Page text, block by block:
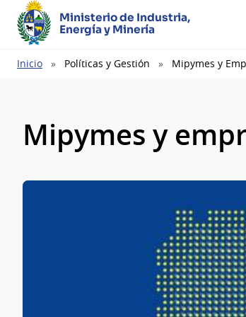
Ministerio de Industria,
Energía y Minería
Ruta
Inicio Políticas y Gestión Mipymes y
Mipymes y